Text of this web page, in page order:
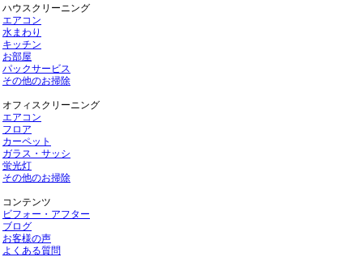
ハウスクリーニング
エアコン
水まわり
キッチン
お部屋
パックサービス
その他のお掃除
オフィスクリーニング
エアコン
フロア
カーペット
ガラス・サッシ
蛍光灯
その他のお掃除
コンテンツ
ビフォー・アフター
ブログ
お客様の声
よくある質問